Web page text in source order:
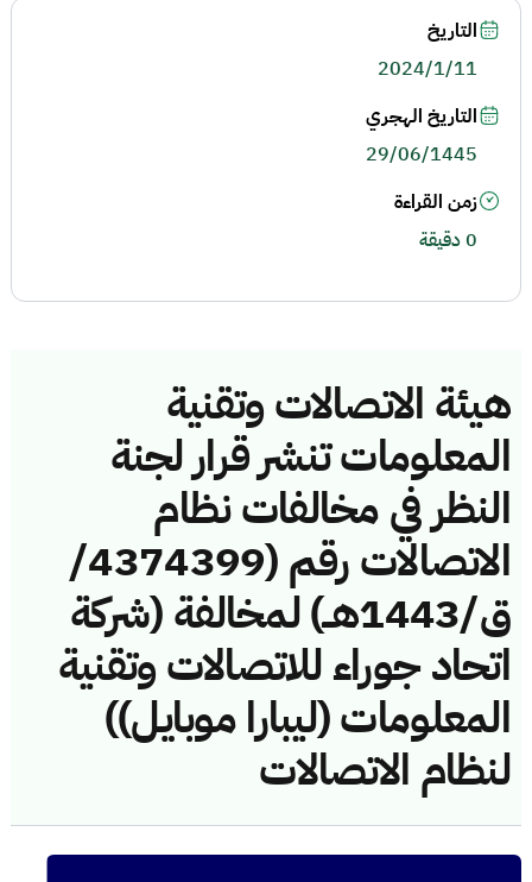
هيئة الاتصالات وتقنية
المعلومات تنشر قرار لجنة
النظر في مخالفات نظام
الاتصالات رقم (4374399/
ق/1443هــ) لمخالفة (شركة
اتحاد جوراء للاتصالات وتقنية
المعلومات (ليبارا موبايل))
لنظام الاتصالات
التاريخ
2024/1/11
التاريخ الهجري
29/06/1445
زمن القراءة
0 دقيقة